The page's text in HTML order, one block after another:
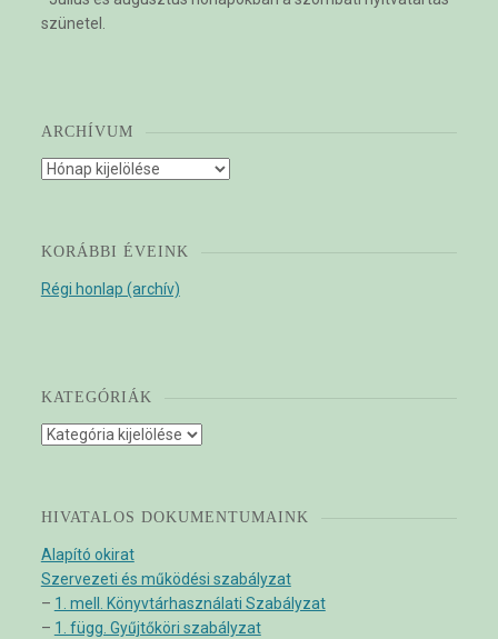
szünetel.
ARCHÍVUM
Archívum
KORÁBBI ÉVEINK
Régi honlap (archív)
KATEGÓRIÁK
Kategóriák
HIVATALOS DOKUMENTUMAINK
Alapító okirat
Szervezeti és működési szabályzat
– 1. mell. Könyvtárhasználati Szabályzat
– 1. függ. Gyűjtőköri szabályzat